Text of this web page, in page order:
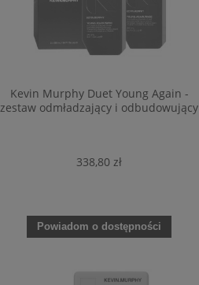
Kevin Murphy Duet Young Again -
zestaw odmładzający i odbudowujący
338,80 zł
Powiadom o dostępności